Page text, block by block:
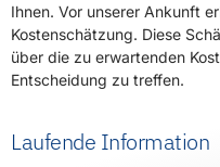
Ihnen. Vor unserer Ankunft
Kostenschätzung. Diese
über die zu erwartenden
Entscheidung zu treffen.
Laufende Information